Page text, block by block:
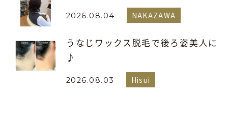
2026.08.04 NAKAZAWA
うなじワックス脱毛で後ろ姿美人に
♪
2026.08.03 Hisui